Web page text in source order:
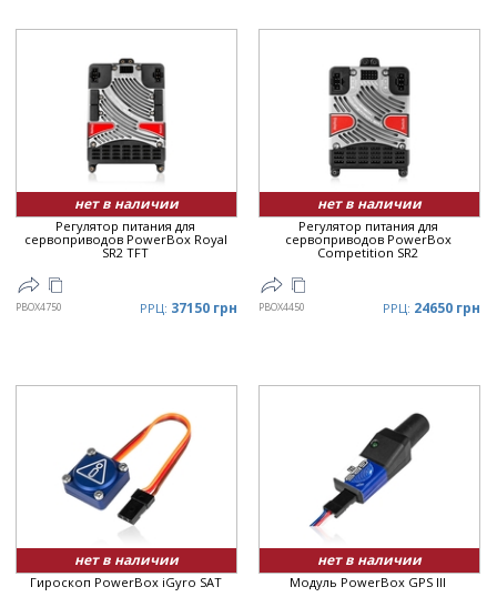
нет в наличии
Регулятор питания для
сервоприводов PowerBox Royal
SR2 TFT
PBOX4750 РРЦ: 37150 грн
нет в наличии
Регулятор питания для
сервоприводов PowerBox
Competition SR2
PBOX4450 РРЦ: 24650 грн
нет в наличии
Гироскоп PowerBox iGyro SAT
нет в наличии
Модуль PowerBox GPS III